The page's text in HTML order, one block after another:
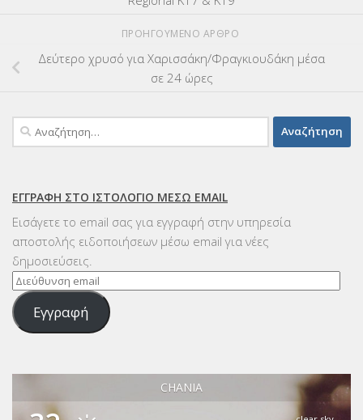
ΠΡΟΗΓΟΎΜΕΝΟ ΆΡΘΡΟ
Δεύτερο χρυσό για Χαρισσάκη/Φραγκιουδάκη μέσα
σε 24 ώρες
Αναζήτηση
για:
ΕΓΓΡΑΦΉ ΣΤΟ ΙΣΤΟΛΌΓΙΟ ΜΈΣΩ EMAIL
Εισάγετε το email σας για εγγραφή στην υπηρεσία
αποστολής ειδοποιήσεων μέσω email για νέες
δημοσιεύσεις.
Διεύθυνση
email
Εγγραφή
CHANIA